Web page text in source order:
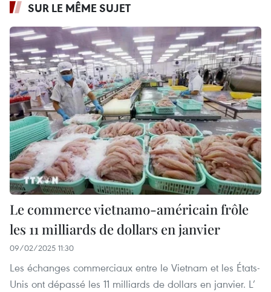
SUR LE MÊME SUJET
Le commerce vietnamo-américain frôle
les 11 milliards de dollars en janvier
09/02/2025 11:30
Les échanges commerciaux entre le Vietnam et les États-
Unis ont dépassé les 11 milliards de dollars en janvier. L’